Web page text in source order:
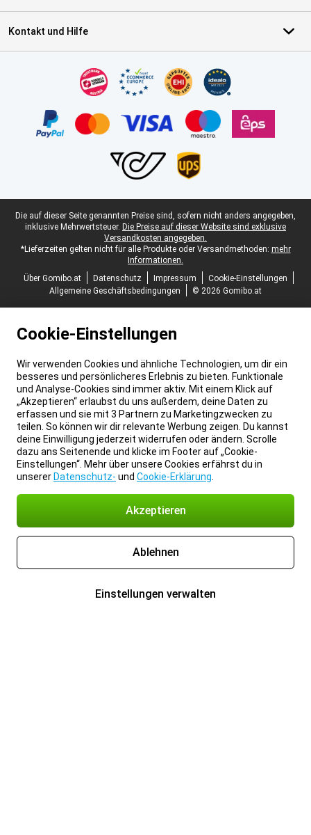
Kontakt und Hilfe
Juristische Fußzeile
Die auf dieser Seite genannten Preise sind, sofern nicht anders angegeben,
inklusive Mehrwertsteuer. Die Preise auf dieser Website sind exklusive
Versandkosten angegeben.
*Lieferzeiten gelten nicht für alle Produkte oder Versandmethoden: mehr
Informationen.
Über Gomibo.at
Datenschutz Impressum
Cookie-Einstellungen
Allgemeine Geschäftsbedingungen
© 2026 Gomibo.at
Cookie-Einstellungen
Wir verwenden Cookies und ähnliche Technologien, um dir ein
besseres und persönlicheres Erlebnis zu bieten. Funktionale
und Analyse-Cookies sind immer aktiv. Mit einem Klick auf
„Akzeptieren“ erlaubst du uns außerdem, deine Daten zu
erfassen und sie mit 3 Partnern zu Marketingzwecken zu
teilen. So können wir dir relevante Werbung zeigen. Du kannst
deine Einwilligung jederzeit widerrufen oder ändern. Scrolle
dazu ans Seitenende und klicke im Footer auf „Cookie-
Einstellungen“. Mehr über unsere Cookies erfährst du in
unserer Datenschutz- und Cookie-Erklärung
Akzeptieren
Ablehnen
Einstellungen verwalten